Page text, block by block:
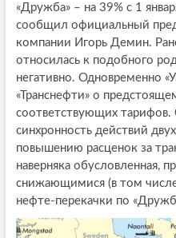
«Дружба» – на 39% с 1
сообщил официальный
компании Игорь Демин.
относилась к подобного
негативно. Одновременно
«Транснефти» о
соответствующих тарифов.
синхронность действий
повышению расценок за
наверняка обусловленная,
снижающимися (в том
нефте-перекачки по